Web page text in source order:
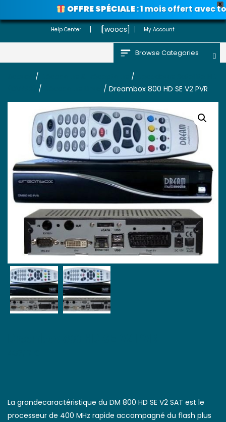
X
OFFRE SPÉCIALE: 1 mois offert avec
Voir les promos
Help Center [woocs] My Account
Browse Categories
/ /
/ / Dreambox 800 HD SE V2 PVR
La grandecaractéristique du DM 800 HD SE V2 SAT est le
processeur de 400 MHz rapide accompagné du flash plus